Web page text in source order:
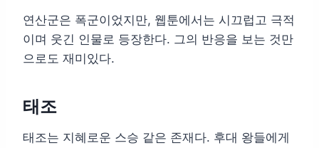
연산군은 폭군이었지만, 웹툰에서는 시끄럽고 극적
이며 웃긴 인물로 등장한다. 그의 반응을 보는 것만
으로도 재미있다.
태조
태조는 지혜로운 스승 같은 존재다. 후대 왕들에게